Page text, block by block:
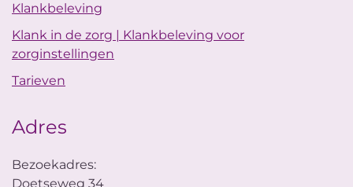
Klankbeleving
Klank in de zorg | Klankbeleving voor
zorginstellingen
Tarieven
Adres
Bezoekadres:
Doetseweg 34